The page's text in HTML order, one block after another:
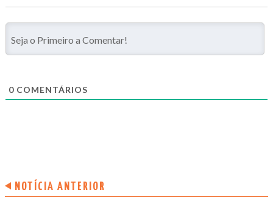
0 COMENTÁRIOS
NOTÍCIA ANTERIOR